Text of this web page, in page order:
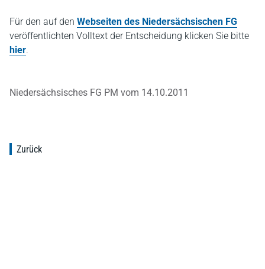
Für den auf den Webseiten des Niedersächsischen FG
veröffentlichten Volltext der Entscheidung klicken Sie bitte
hier.
Niedersächsisches FG PM vom 14.10.2011
Zurück